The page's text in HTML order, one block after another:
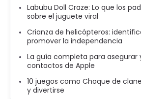
Labubu Doll Craze: Lo que los
sobre el juguete viral
Crianza de helicópteros:
promover la independencia
La guía completa para asegurar
contactos de Apple
10 juegos como Choque de
y divertirse